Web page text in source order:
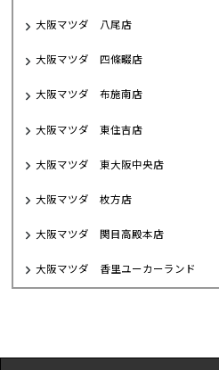
大阪マツダ 八尾店
大阪マツダ 四條畷店
大阪マツダ 布施南店
大阪マツダ 東住吉店
大阪マツダ 東大阪中央店
大阪マツダ 枚方店
大阪マツダ 関目高殿本店
大阪マツダ 香里ユーカーランド